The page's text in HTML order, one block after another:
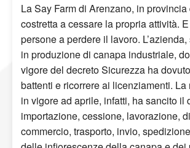
La Say Farm di Arenzano, in
costretta a cessare la propria attività.
persone a perdere il lavoro.
in produzione di canapa industriale,
vigore del decreto Sicurezza ha
battenti e ricorrere ai licenziamenti. La
in vigore ad aprile, infatti, ha sancito il
importazione, cessione, lavorazione,
commercio, trasporto, invio,